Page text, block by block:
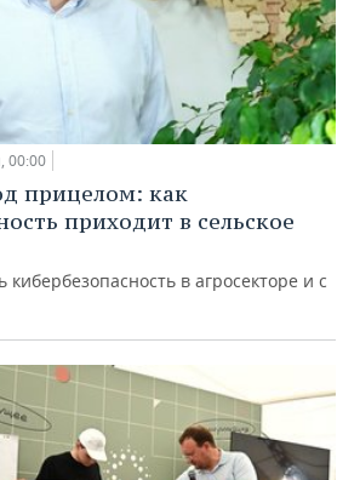
00:00
прицелом: как
приходит в сельское
в агросекторе и с